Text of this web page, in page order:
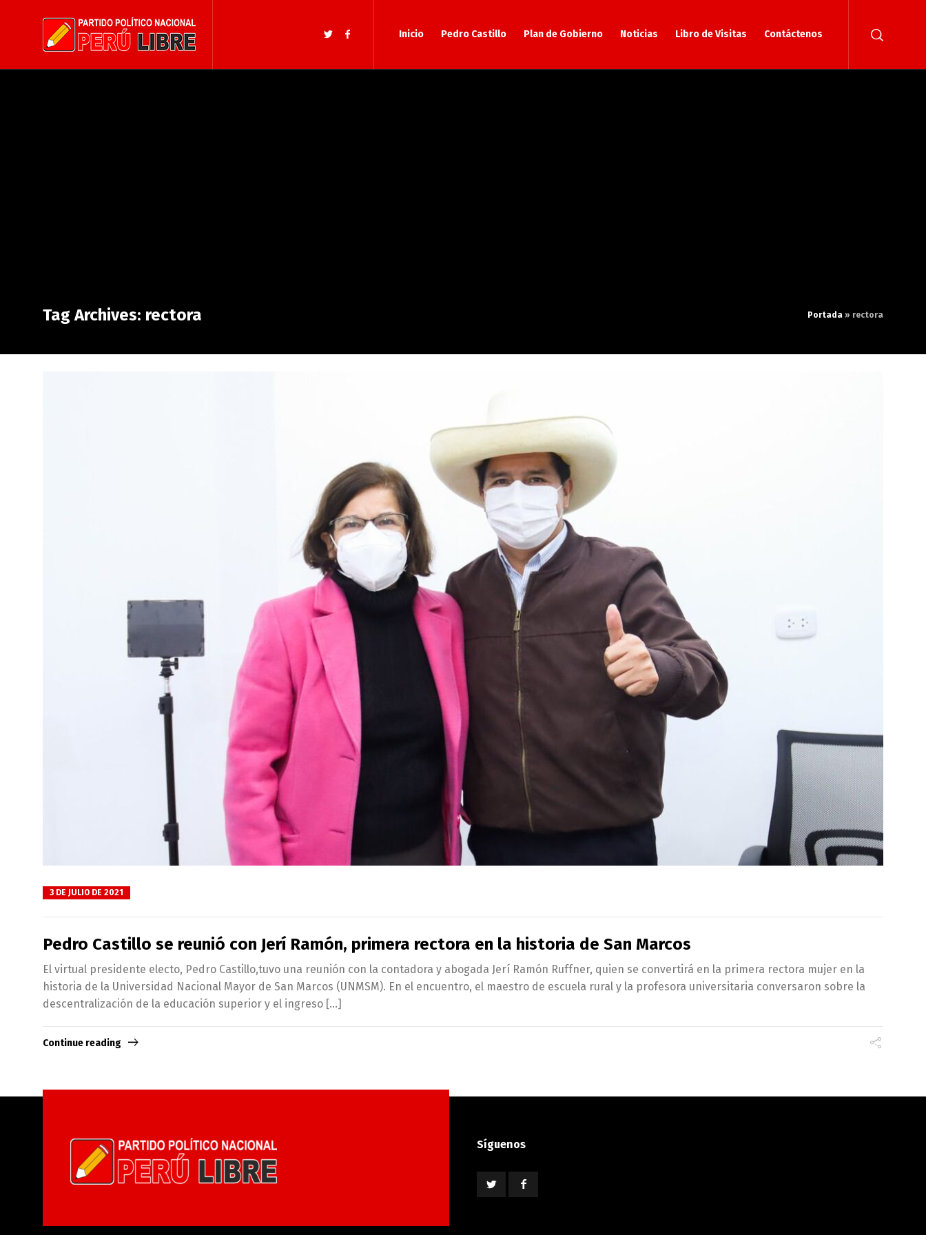
Inicio Pedro Castillo Plan de Gobierno Noticias Libro de Visitas Contáctenos
Tag Archives: rectora Portada » rectora
3 DE JULIO DE 2021
Pedro Castillo se reunió con Jerí Ramón, primera rectora en la historia de San Marcos
El virtual presidente electo, Pedro Castillo,tuvo una reunión con la contadora y abogada Jerí Ramón Ruffner, quien se convertirá en la primera rectora mujer en la
historia de la Universidad Nacional Mayor de San Marcos (UNMSM). En el encuentro, el maestro de escuela rural y la profesora universitaria conversaron sobre la
descentralización de la educación superior y el ingreso […]
Continue reading
Síguenos